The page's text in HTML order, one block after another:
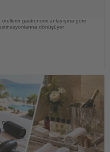
gastronomi anlayışına göre
dönüşüyor